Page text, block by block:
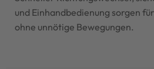
und Einhandbedienung sorgen
ohne unnötige Bewegungen.